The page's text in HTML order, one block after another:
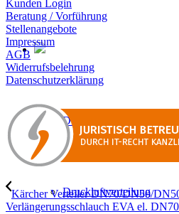
Drucklufterzeugung
Druckluftverteilung
Kunden Login
Beratung / Vorführung
Stellenangebote
Impressum
AGB
Widerrufsbelehrung
Datenschutzerklärung
Kärcher Verteiler DN70/DN50/
Verlängerungsschlauch EVA el.